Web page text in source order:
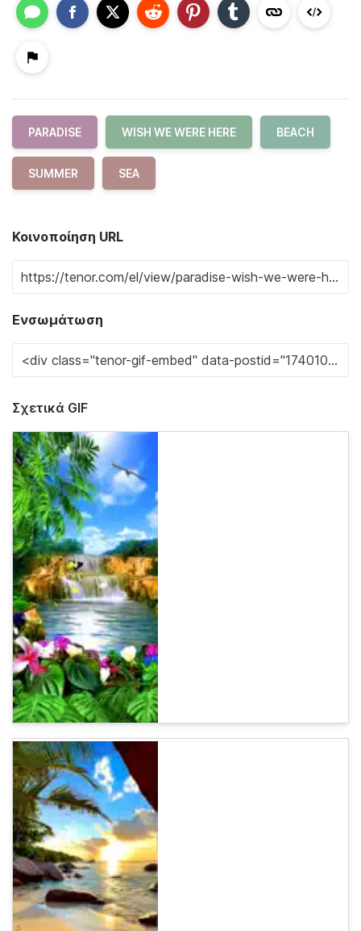
PARADISE WISH WE WERE HERE BEACH
SUMMER SEA
Κοινοποίηση URL
Ενσωμάτωση
Σχετικά GIF